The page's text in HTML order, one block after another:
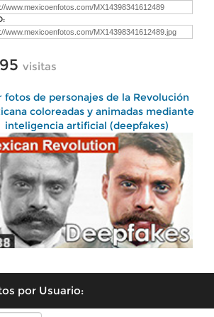
visitas
fotos de personajes de la Revolución
coloreadas y animadas mediante
inteligencia artificial (deepfakes)
por Usuario: